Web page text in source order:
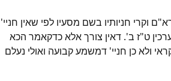
וקרי חניותיו בשם מסעיו לפי שאין חניי'
ט"ז ב'. דאין צורך אלא כדקאמר הכא
ולא כן חניי' דמשמע קבועה ואולי נעלם